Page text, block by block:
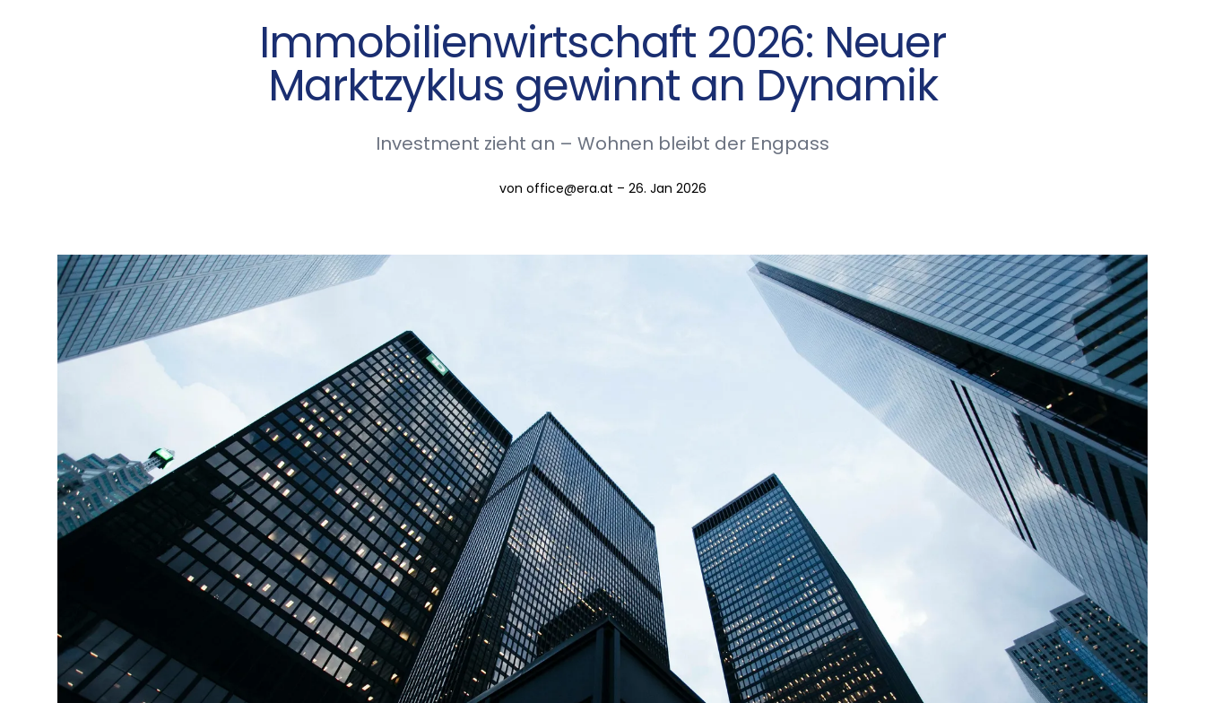
Immobilienwirtschaft 2026: Neuer
Marktzyklus gewinnt an Dynamik
Investment zieht an – Wohnen bleibt der Engpass
von office@era.at – 26. Jan 2026